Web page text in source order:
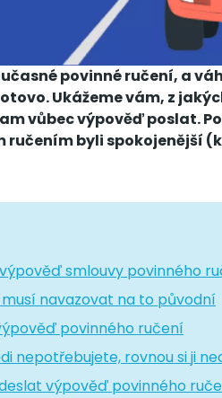
povinné ručení, a
Ukážeme vám, z
vůbec výpověď poslat.
ručením byli spokojenější
smlouvy povinného
navazovat na to původní
povinného ručení
nepotřebujete, rovnou si ji
výpověď povinného